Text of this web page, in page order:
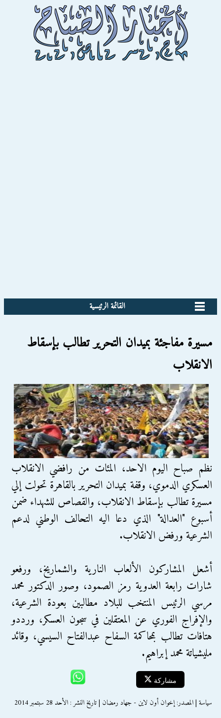
القائمة الرئيسية
مسيرة مفاجئة بميدان التحرير تطالب بإسقاط
الانقلاب
نظم صباح اليوم الاحد، المئات من رافضي الانقلاب
العسكري الدموي، وقفة بميدان التحرير بالقاهرة تحولت إلي
مسيرة تطالب بإسقاط الانقلاب، والقصاص للشهداء ضمن
أسبوع "العدالة" الذي دعا اليه التحالف الوطني لدعم
الشرعية ورفض الانقلاب.
أشعل المشاركون اﻷلعاب النارية والشماريخ، ورفعو
شارات رابعة العدوية رمز الصمود، وصور الدكتور محمد
مرسي الرئيس المنتخب للبلاد مطالبين بعودة الشرعية،
واﻹفراج الفوري عن المعتقلين في سجون العسكر، ورددو
هتافات تطالب بمحاكمة السفاح عبدالفتاح السيسي، وقائد
مليشياتة محمد إبراهيم.
مشاركة
سياسة | المصدر: إخوان أون لاين - جهاد رمضان | تاريخ النشر : الأحد 28 سبتمبر 2014